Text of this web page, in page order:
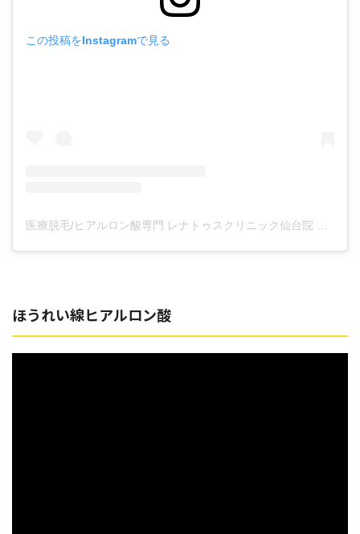
この投稿をInstagramで見る
医療脱毛/ヒアルロン酸専門 レナトゥスクリニック仙台院 高橋希(@renaclisendai)がシェアした投稿
ほうれい線ヒアルロン酸